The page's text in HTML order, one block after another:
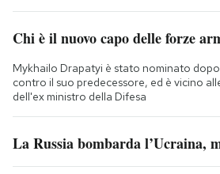
Chi è il nuovo capo delle forze
Mykhailo Drapatyi è stato nominato
contro il suo predecessore, ed è vicino
dell'ex ministro della Difesa
La Russia bombarda l’Ucraina,